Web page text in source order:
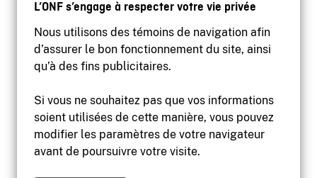
L’ONF s’engage à respecter votre vie privée
Nous utilisons des témoins de navigation afin
d’assurer le bon fonctionnement du site, ainsi
qu’à des fins publicitaires.
Si vous ne souhaitez pas que vos informations
soient utilisées de cette manière, vous pouvez
modifier les paramètres de votre navigateur
avant de poursuivre votre visite.
Accessibilité
Site institutionnel